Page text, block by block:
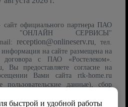
официального партнера ПАО
"ОНЛАЙН СЕРВИСЫ"
reception@onlineserv.ru, тел.
на сайте размещена на
договора с ПАО «Ростелеком».
Вы предоставляете согласие на
Вами сайта rtk-home.ru
данные), сбор
данные могут быть использованы
быстрой и удобной работы